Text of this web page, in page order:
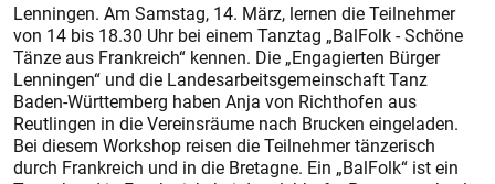
Lenningen. Am Samstag, 14. März, lernen die Teilnehmer
von 14 bis 18.30 Uhr bei einem Tanztag „BalFolk - Schöne
Tänze aus Frankreich“ kennen. Die „Engagierten Bürger
Lenningen“ und die Landesarbeitsgemeinschaft Tanz
Baden-Württemberg haben Anja von Richthofen aus
Reutlingen in die Vereinsräume nach Brucken eingeladen.
Bei diesem Workshop reisen die Teilnehmer tänzerisch
durch Frankreich und in die Bretagne. Ein „BalFolk“ ist ein